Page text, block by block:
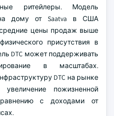
ритейлеры. Модель
дому от Saatva в США
цены продаж выше
присутствия в
DTC может поддерживать
в масштабах.
DTC на рынке
пожизненной
с доходами от